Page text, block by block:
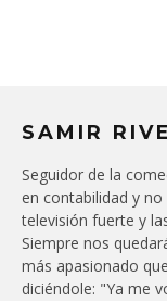
SAMIR
Seguidor de la
en contabilidad y
televisión fuerte y
Siempre nos
más apasionado
diciéndole: "Ya me